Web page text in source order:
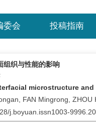
委会 投稿指南
组织与性能的影响
microstructure
FAN Mingrong, ZHOU
j.boyuan.issn1003-